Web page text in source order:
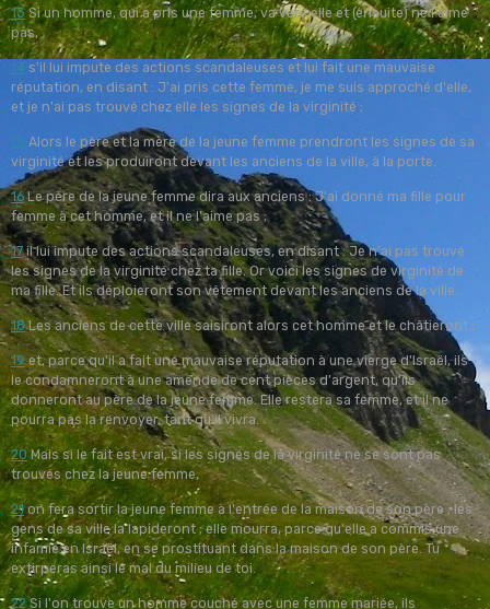
13 Si un homme, qui a pris une femme, va vers elle et (ensuite) ne l'aime
pas,
14 s'il lui impute des actions scandaleuses et lui fait une mauvaise
réputation, en disant : J'ai pris cette femme, je me suis approché d'elle,
et je n'ai pas trouvé chez elle les signes de la virginité ;
15 Alors le père et la mère de la jeune femme prendront les signes de sa
virginité et les produiront devant les anciens de la ville, à la porte.
16Le père de la jeune femme dira aux anciens : J'ai donné ma fille pour
femme à cet homme, et il ne l'aime pas ;
17il lui impute des actions scandaleuses, en disant : Je n'ai pas trouvé
les signes de la virginité chez ta fille. Or voici les signes de virginité de
ma fille. Et ils déploieront son vêtement devant les anciens de la ville.
18Les anciens de cette ville saisiront alors cet homme et le châtieront ;
19 et, parce qu'il a fait une mauvaise réputation à une vierge d'Israël, ils
le condamneront à une amende de cent pièces d'argent, qu'ils
donneront au père de la jeune femme. Elle restera sa femme, et il ne
pourra pas la renvoyer, tant qu'il vivra.
20 Mais si le fait est vrai, si les signes de la virginité ne se sont pas
trouvés chez la jeune femme,
21on fera sortir la jeune femme à l'entrée de la maison de son père ; les
gens de sa ville la lapideront ; elle mourra, parce qu'elle a commis une
infamie en Israël, en se prostituant dans la maison de son père. Tu
extirperas ainsi le mal du milieu de toi.
22Si l'on trouve un homme couché avec une femme mariée, ils